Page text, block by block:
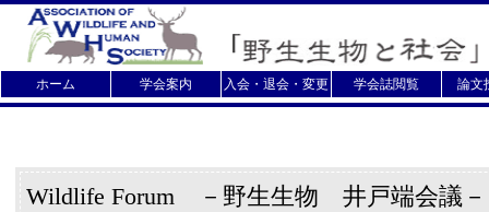
ホーム 学会案内 入会・退会・変更 学会誌閲覧 論文
Wildlife Forum －野生生物 井戸端会議